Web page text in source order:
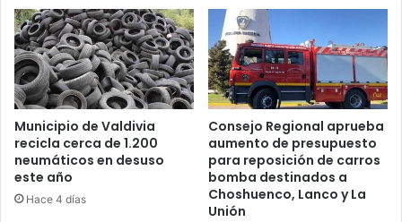
Municipio de Valdivia
recicla cerca de 1.200
neumáticos en desuso
este año
Hace 4 días
Consejo Regional aprueba
aumento de presupuesto
para reposición de carros
bomba destinados a
Choshuenco, Lanco y La
Unión